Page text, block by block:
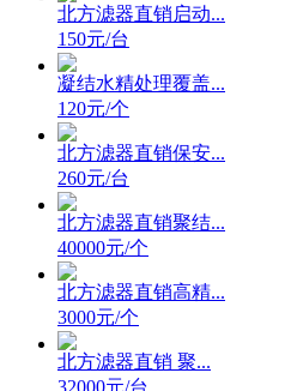
北方滤器直销启动...
150元/台
凝结水精处理覆盖...
120元/个
北方滤器直销保安...
260元/台
北方滤器直销聚结...
40000元/个
北方滤器直销高精...
3000元/个
北方滤器直销 聚...
32000元/台